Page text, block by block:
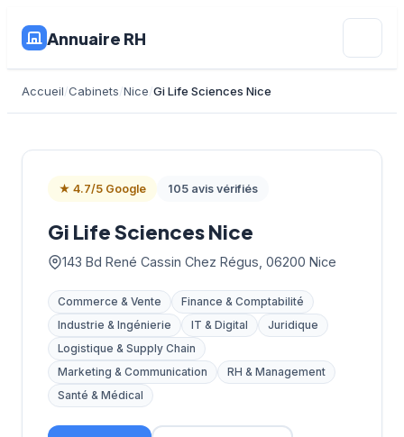
Annuaire RH
Accueil Cabinets Nice Gi Life Sciences Nice
★ 4.7/5 Google 105 avis vérifiés
Gi Life Sciences Nice
143 Bd René Cassin Chez Régus, 06200 Nice
Commerce & Vente
Finance & Comptabilité
Industrie & Ingénierie
IT & Digital
Juridique
Logistique & Supply Chain
Marketing & Communication
RH & Management
Santé & Médical